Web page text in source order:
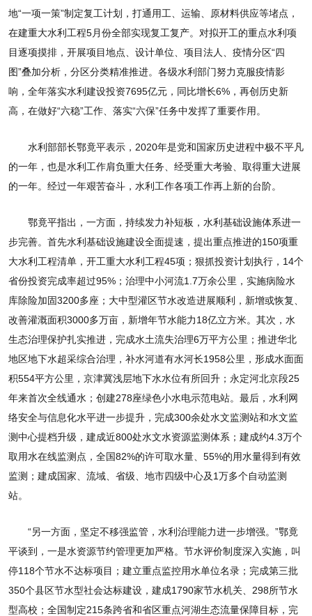
地“一项一策”制定复工计划，打通用工、运输、原材料供应等堵点，
在建重大水利工程5月份全部实现复工复产。对拟开工的重点水利项
目逐项摸排，开展项目地点、设计单位、项目法人、疫情分区“四
图”叠加分析，分区分类精准推进。各级水利部门努力克服疫情影
响，全年落实水利建设投资7695亿元，同比增长6%，再创历史新
高，在做好“六稳”工作、落实“六保”任务中发挥了重要作用。
水利部部长鄂竟平表示，2020年是党和国家历史进程中极不平凡
的一年，也是水利工作肩负重大任务、经受重大考验、取得重大进展
的一年。经过一年艰苦奋斗，水利工作各项工作再上新的台阶。
鄂竟平指出，一方面，持续发力补短板，水利基础设施体系进一
步完善。首先水利基础设施建设全面提速，提出重点推进的150项重
大水利工程清单，开工重大水利工程45项；狠抓投资计划执行，14个
省份投资完成率超过95%；治理中小河流1.7万余公里，实施病险水
库除险加固3200多座；大中型灌区节水改造进展顺利，新增或恢复、
改善灌溉面积3000多万亩，新增年节水能力18亿立方米。其次，水
生态治理保护扎实推进，完成水土流失治理6万平方公里；推进华北
地区地下水超采综合治理，补水河道有水河长1958公里，形成水面面
积554平方公里，京津冀浅层地下水水位有所回升；永定河北京段25
年来首次全线通水；创建278座绿色小水电示范电站。最后，水利网
络安全与信息化水平进一步提升，完成300余处水文监测站和水文监
测中心提档升级，建成近800处水文水资源监测体系；建成约4.3万个
取用水在线监测点，全国82%的许可取水量、55%的用水量得到有效
监测；建成国家、流域、省级、地市四级中心及1万多个自动监测
站。
“另一方面，坚定不移强监管，水利治理能力进一步增强。”鄂竟
平谈到，一是水资源节约管理更加严格。节水评价制度深入实施，叫
停118个节水不达标项目；建立重点监控用水单位名录；完成第三批
350个县区节水型社会达标建设，建成1790家节水机关、298所节水
型高校；全国制定215条跨省和省区重点河湖生态流量保障目标，完